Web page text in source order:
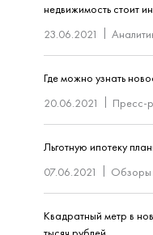
недвижимость стоит
23.06.2021
Где можно узнать
20.06.2021
Пресс-
Льготную ипотеку
07.06.2021
Обзоры
Квадратный метр в